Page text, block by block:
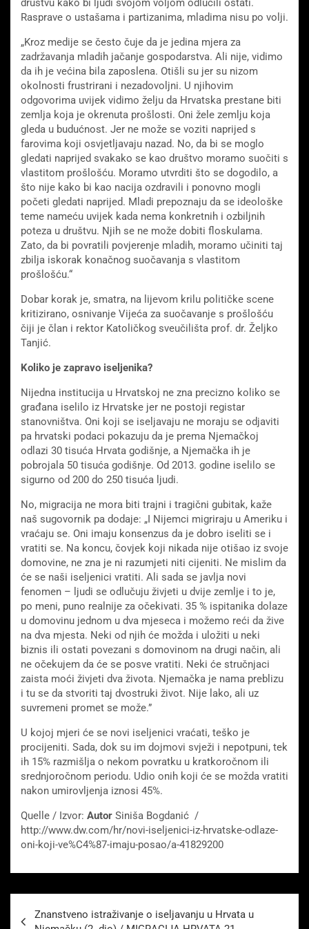
društvu kako bi ljudi svojom voljom odlučili ostati.
Rasprave o ustašama i partizanima, mladima nisu po volji.
„Kroz medije se često čuje da je jedina mjera za
zadržavanja mladih jačanje gospodarstva. Ali nije, vidimo
da ih je većina bila zaposlena. Otišli su jer su nizom
okolnosti frustrirani i nezadovoljni. U njihovim
odgovorima uvijek vidimo želju da Hrvatska prestane biti
zemlja koja je okrenuta prošlosti. Oni žele zemlju koja
gleda u budućnost. Jer ne može se voziti naprijed s
farovima koji osvjetljavaju nazad. No, da bi se moglo
gledati naprijed svakako se kao društvo moramo suočiti s
vlastitom prošlošću. Moramo utvrditi što se dogodilo, a
što nije kako bi kao nacija ozdravili i ponovno mogli
početi gledati naprijed. Mladi prepoznaju da se ideološke
teme nameću uvijek kada nema konkretnih i ozbiljnih
poteza u društvu. Njih se ne može dobiti floskulama.
Zato, da bi povratili povjerenje mladih, moramo učiniti taj
zbilja iskorak konačnog suočavanja s vlastitom
prošlošću.“
Dobar korak je, smatra, na lijevom krilu političke scene
kritizirano, osnivanje Vijeća za suočavanje s prošlošću
čiji je član i rektor Katoličkog sveučilišta prof. dr. Željko
Tanjić.
Koliko je zapravo iseljenika?
Nijedna institucija u Hrvatskoj ne zna precizno koliko se
građana iselilo iz Hrvatske jer ne postoji registar
stanovništva. Oni koji se iseljavaju ne moraju se odjaviti
pa hrvatski podaci pokazuju da je prema Njemačkoj
odlazi 30 tisuća Hrvata godišnje, a Njemačka ih je
pobrojala 50 tisuća godišnje. Od 2013. godine iselilo se
sigurno od 200 do 250 tisuća ljudi.
No, migracija ne mora biti trajni i tragični gubitak, kaže
naš sugovornik pa dodaje: „I Nijemci migriraju u Ameriku i
vraćaju se. Oni imaju konsenzus da je dobro iseliti se i
vratiti se. Na koncu, čovjek koji nikada nije otišao iz svoje
domovine, ne zna je ni razumjeti niti cijeniti. Ne mislim da
će se naši iseljenici vratiti. Ali sada se javlja novi
fenomen – ljudi se odlučuju živjeti u dvije zemlje i to je,
po meni, puno realnije za očekivati. 35 % ispitanika dolaze
u domovinu jednom u dva mjeseca i možemo reći da žive
na dva mjesta. Neki od njih će možda i uložiti u neki
biznis ili ostati povezani s domovinom na drugi način, ali
ne očekujem da će se posve vratiti. Neki će stručnjaci
zaista moći živjeti dva života. Njemačka je nama preblizu
i tu se da stvoriti taj dvostruki život. Nije lako, ali uz
suvremeni promet se može.”
U kojoj mjeri će se novi iseljenici vraćati, teško je
procijeniti. Sada, dok su im dojmovi svježi i nepotpuni, tek
ih 15% razmišlja o nekom povratku u kratkoročnom ili
srednjoročnom periodu. Udio onih koji će se možda vratiti
nakon umirovljenja iznosi 45%.
Quelle / Izvor: Autor Siniša Bogdanić /
http://www.dw.com/hr/novi-iseljenici-iz-hrvatske-odlaze-
oni-koji-ve%C4%87-imaju-posao/a-41829200
Znanstveno istraživanje o iseljavanju u Hrvata u